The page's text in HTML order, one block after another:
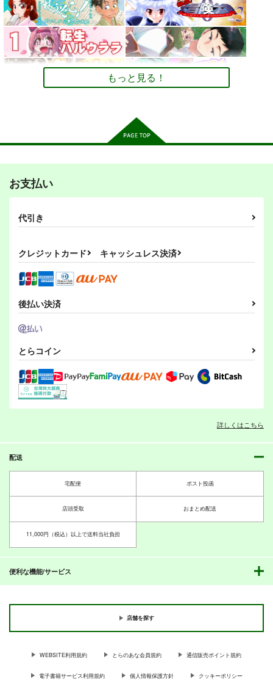
サンプル
カート
サンプル
カート
サンプル
カート
その後のDB真15巻
専売 1,210円（税込）
孫悟空
孫悟飯
ピッコロ
サンプル
カート
ひらいて
専売 550円（税込）
レコレータ
エル・アレフ
PI-21
専売 330円（税込）
PI-20
ぱるくす
330 （税込）
THE IDOLM@STER MILLION LIVE!
北沢志保
最上静香
田中琴葉
ぱるくす
330 （税込）
北沢志保
最上静香
330円（税込）
七尾百合子×望月杏奈
もっと見る！
お支払い
代引き
クレジットカード キャッシュレス決済
後払い決済
とらコイン
詳しくはこちら
配送
宅配便 ポスト投函
店頭受取 おまとめ配送
11,000円（税込）以上で送料当社負担
便利な機能/サービス
店舗を探す
WEBSITE利用規約 とらのあな会員規約 通信販売ポイント規約
電子書籍サービス利用規約 個人情報保護方針 クッキーポリシー